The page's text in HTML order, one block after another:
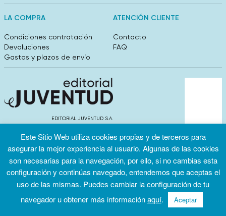
LA COMPRA
Condiciones contratación
Devoluciones
Gastos y plazos de envío
ATENCIÓN CLIENTE
Contacto
FAQ
EDITORIAL JUVENTUD S.A.
info@editorialjuventud.es
Condiciones
Política de
privacidad
Política de
Este Sitio Web utiliza cookies propias y de terceros para
asegurar la mejor experiencia al usuario. Algunas de las cookies
son necesarias para la navegación, por ello, si no cambias esta
configuración y continúas navegado, entendemos que aceptas el
uso de las mismas. Puedes cambiar la configuración de tu
navegador u obtener más informaciónaquí. Aceptar